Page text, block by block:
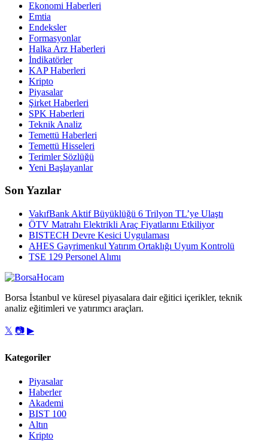
Ekonomi Haberleri
Emtia
Endeksler
Formasyonlar
Halka Arz Haberleri
İndikatörler
KAP Haberleri
Kripto
Piyasalar
Şirket Haberleri
SPK Haberleri
Teknik Analiz
Temettü Haberleri
Temettü Hisseleri
Terimler Sözlüğü
Yeni Başlayanlar
Son Yazılar
VakıfBank Aktif Büyüklüğü 6 Trilyon TL’ye Ulaştı
ÖTV Matrahı Elektrikli Araç Fiyatlarını Etkiliyor
BISTECH Devre Kesici Uygulaması
AHES Gayrimenkul Yatırım Ortaklığı Uyum Kontrolü
TSE 129 Personel Alımı
Borsa İstanbul ve küresel piyasalara dair eğitici içerikler, teknik
analiz eğitimleri ve yatırımcı araçları.
𝕏 📷 ▶
Kategoriler
Piyasalar
Haberler
Akademi
BIST 100
Altın
Kripto